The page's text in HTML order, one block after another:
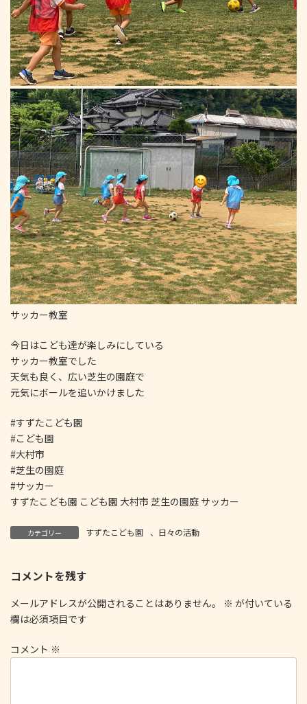
サッカー教室️
今日はこども達が楽しみにしている
サッカー教室でした
天気も良く、広い芝生の園庭で
元気にボールを追いかけました
#すずたこども園
#こども園
#大村市
#芝生の園庭
#サッカー
すずたこども園 こども園 大村市 芝生の園庭 サッカー
カテゴリー すずたこども園 、 日々の活動
コメントを残す
メールアドレスが公開されることはありません。 ※ が付いている
欄は必須項目です
コメント ※